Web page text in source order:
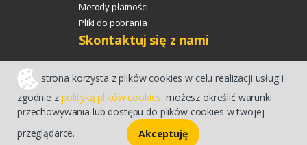
strona korzysta z plików cookies w celu realizacji usług i
zgodnie z polityką plików cookies. możesz określić warunki
przechowywania lub dostępu do plików cookies w twojej
przeglądarce.
Akceptuję
Metody płatności
Pliki do pobrania
Skontaktuj się z nami
agroport@agroport.tech
Sklep internetowy CStore